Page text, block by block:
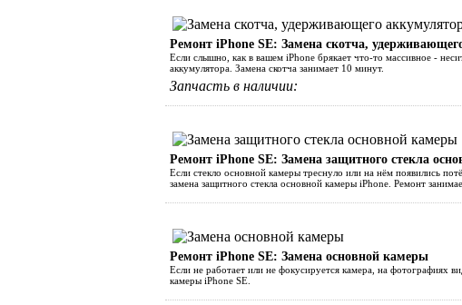
Ремонт iPhone SE: Замена скотча,
Если слышно, как в вашем iPhone брякает что-то массивное -
аккумулятора. Замена скотча занимает 10 минут.
Запчасть в наличии:
Ремонт iPhone SE: Замена защитного стекла
Если стекло основной камеры треснуло или на нём появились
замена защитного стекла основной камеры iPhone. Ремонт
Ремонт iPhone SE: Замена основной камеры
Если не работает или не фокусируется камера, на фотографиях
камеры iPhone SE.